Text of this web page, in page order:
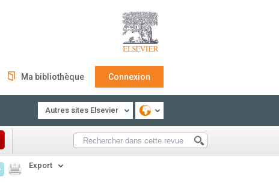
Ma bibliothèque Connexion
Autres sites Elsevier
Export